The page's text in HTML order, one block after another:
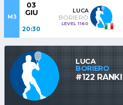
M3
03
GIU
20:30
LUCA
BORIERO
LEVEL 1160
LUCA
BORIERO
#122